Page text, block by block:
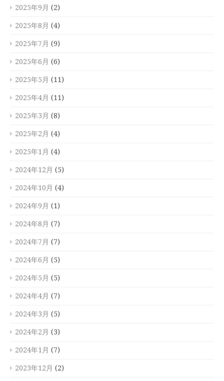
2025年9月 (2)
2025年8月 (4)
2025年7月 (9)
2025年6月 (6)
2025年5月 (11)
2025年4月 (11)
2025年3月 (8)
2025年2月 (4)
2025年1月 (4)
2024年12月 (5)
2024年10月 (4)
2024年9月 (1)
2024年8月 (7)
2024年7月 (7)
2024年6月 (5)
2024年5月 (5)
2024年4月 (7)
2024年3月 (5)
2024年2月 (3)
2024年1月 (7)
2023年12月 (2)